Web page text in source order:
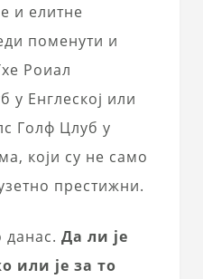
и елитне
поменути и
Роиал
у Енглеској или
Голф Цлуб у
који су не само
престижни.
данас. Да ли је
или је за то